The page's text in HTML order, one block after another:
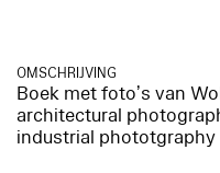
OMSCHRIJVING
Boek met foto’s van
architectural
industrial phototgraphy